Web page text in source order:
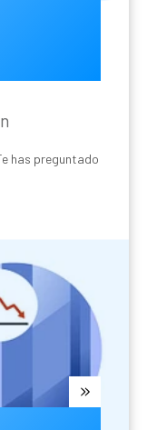
has preguntado